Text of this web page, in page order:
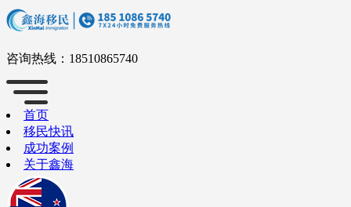
咨询热线： 18510865740
首页
移民快讯
成功案例
关于鑫海